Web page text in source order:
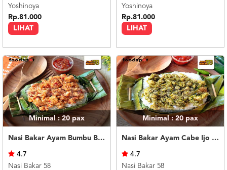
LIHAT
Yoshinoya
Rp.81.000
LIHAT
Yoshinoya
Rp.81.000
Minimal : 20 pax
Nasi Bakar Ayam Bumbu Bali + Kerupuk
4.7
Nasi Bakar 58
Minimal : 20pax
Nasi Bakar Ayam Cabe Ijo + Kerupuk
4.7
Nasi Bakar 58